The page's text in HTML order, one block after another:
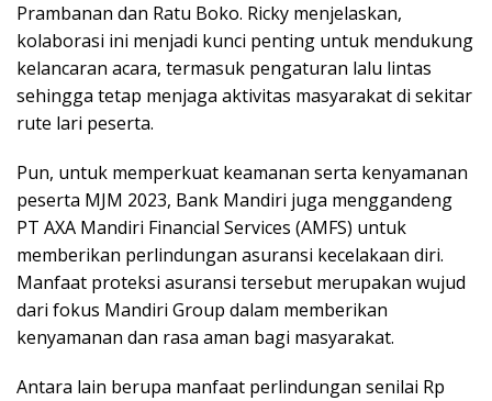
Prambanan dan Ratu Boko. Ricky menjelaskan,
kolaborasi ini menjadi kunci penting untuk mendukung
kelancaran acara, termasuk pengaturan lalu lintas
sehingga tetap menjaga aktivitas masyarakat di sekitar
rute lari peserta.
Pun, untuk memperkuat keamanan serta kenyamanan
peserta MJM 2023, Bank Mandiri juga menggandeng
PT AXA Mandiri Financial Services (AMFS) untuk
memberikan perlindungan asuransi kecelakaan diri.
Manfaat proteksi asuransi tersebut merupakan wujud
dari fokus Mandiri Group dalam memberikan
kenyamanan dan rasa aman bagi masyarakat.
Antara lain berupa manfaat perlindungan senilai Rp